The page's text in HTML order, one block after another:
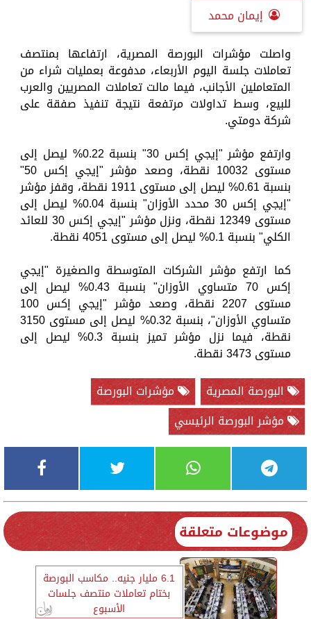
إيمان محمد
واصلت مؤشرات البورصة المصرية، ارتفاعها بمنتصف
تعاملات جلسة اليوم الأربعاء، مدفوعة بعمليات شراء من
المتعاملين الأجانب، فيما مالت تعاملات المصريين والعرب
للبيع، وسط تداولات مرتفعة نتيجة تنفيذ صفقة على
شركة دومتي.
وارتفع مؤشر "إيجي إكس 30" بنسبة 0.22% ليصل إلى
مستوى 10032 نقطة، وصعد مؤشر "إيجي إكس 50"
بنسبة 0.61% ليصل إلى مستوى 1911 نقطة، وقفز مؤشر
"إيجي إكس 30 محدد الأوزان" بنسبة 0.04% ليصل إلى
مستوى 12349 نقطة، ونزل مؤشر "إيجي إكس 30 للعائد
الكلي" بنسبة 0.1% ليصل إلى مستوى 4051 نقطة.
كما ارتفع مؤشر الشركات المتوسطة والصغيرة "إيجي
إكس 70 متساوي الأوزان" بنسبة 0.43% ليصل إلى
مستوى 2207 نقطة، وصعد مؤشر "إيجي إكس 100
متساوي الأوزان"، بنسبة 0.32% ليصل إلى مستوى 3150
نقطة، فيما نزل مؤشر تميز بنسبة 0.3% ليصل إلى
مستوى 3473 نقطة.
البورصة المصرية
مؤشرات البورصة
مؤشر البورصة الرئيسي
موضوعات متعلقة
6.1 مليار جنيه.. مكاسب البورصة
بختام تعاملات منتصف جلسات
الأسبوع